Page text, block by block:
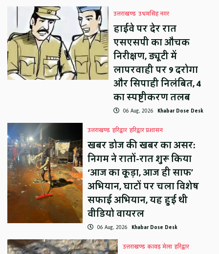
उत्तराखण्ड उधमसिंह नगर
हाईवे पर देर रात
एसएसपी का औचक
निरीक्षण, ड्यूटी में
लापरवाही पर 9 दरोगा
और सिपाही निलंबित, 4
का स्पष्टीकरण तलब
06 Aug, 2026 Khabar Dose Desk
उत्तराखण्ड हरिद्वार हरिद्वार प्रशासन
खबर डोज की खबर का असर:
निगम ने रातों-रात शुरू किया
‘आज का कूड़ा, आज ही साफ’
अभियान, घाटों पर चला विशेष
सफाई अभियान, यह हुई थी
वीडियो वायरल
06 Aug, 2026 Khabar Dose Desk
उत्तराखण्ड कावड़ मेला हरिद्वार